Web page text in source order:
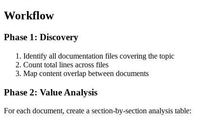
Workflow
Phase 1: Discovery
Identify all documentation files covering the topic
Count total lines across files
Map content overlap between documents
Phase 2: Value Analysis
For each document, create a section-by-section analysis table: